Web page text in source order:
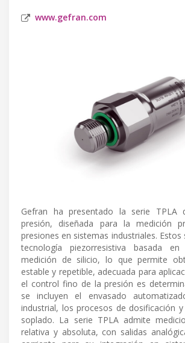
www.gefran.com
Gefran ha presentado la serie TPLA
presión, diseñada para la medición
presiones en sistemas industriales. Estos
tecnología piezorresistiva basada
medición de silicio, lo que permite
estable y repetible, adecuada para
el control fino de la presión es
se incluyen el envasado
industrial, los procesos de dosificación
soplado. La serie TPLA admite
relativa y absoluta, con salidas